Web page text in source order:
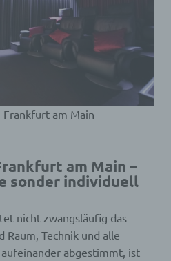
am Main
am Main –
sonder individuell
nicht zwangsläufig das
Raum, Technik und alle
abgestimmt, ist